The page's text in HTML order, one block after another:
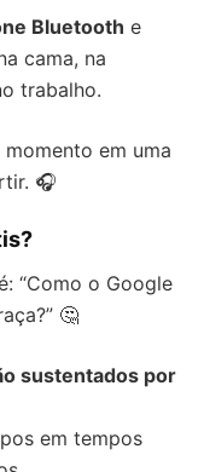
Bluetooth e
cama, na
trabalho.
em uma
🎧
“Como o Google
🤔
sustentados por
em tempos